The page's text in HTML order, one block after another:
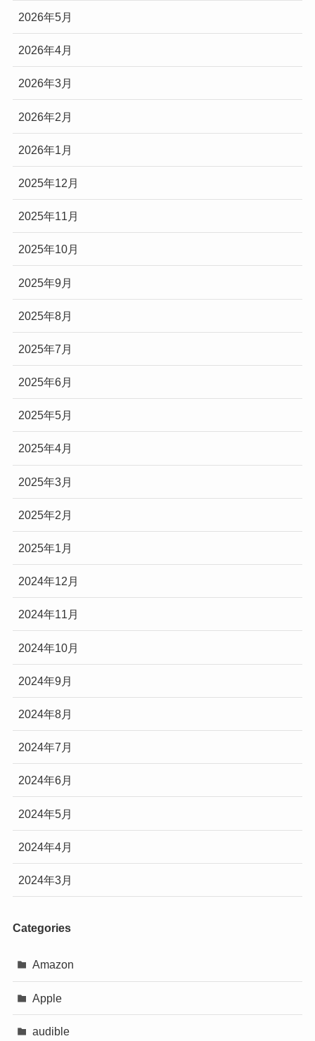
2026年5月
2026年4月
2026年3月
2026年2月
2026年1月
2025年12月
2025年11月
2025年10月
2025年9月
2025年8月
2025年7月
2025年6月
2025年5月
2025年4月
2025年3月
2025年2月
2025年1月
2024年12月
2024年11月
2024年10月
2024年9月
2024年8月
2024年7月
2024年6月
2024年5月
2024年4月
2024年3月
Categories
Amazon
Apple
audible